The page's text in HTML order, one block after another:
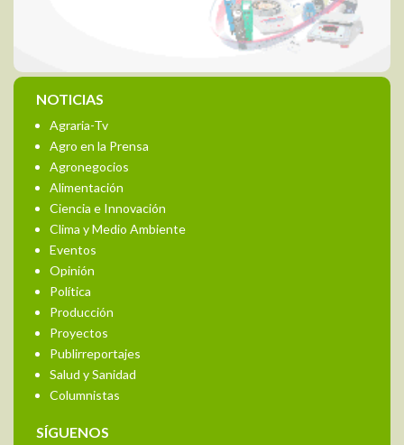
NOTICIAS
Agraria-Tv
Agro en la Prensa
Agronegocios
Alimentación
Ciencia e Innovación
Clima y Medio Ambiente
Eventos
Opinión
Política
Producción
Proyectos
Publirreportajes
Salud y Sanidad
Columnistas
SÍGUENOS